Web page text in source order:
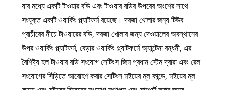
যার মধ্যে একটি টাওয়ার বডি এবং টাওয়ার বডির উপরের অংশের সাথে
সংযুক্ত একটি ওয়ার্কিং প্ল্যাটফর্ম রয়েছে। দরজা খোলার জন্য টিউব
প্রাচীরের নীচে টাওয়ারের বডি, দরজা খোলার জন্য দেওয়ালের অবস্থানের
উপর ওয়ার্কিং প্ল্যাটফর্ম, বেড়ার ওয়ার্কিং প্ল্যাটফর্মে অ্যান্টেনা বন্ধনী, এর
বৈশিষ্ট্য হল টাওয়ার বডি সংযোগ সেটিংস জিম প্রধান স্টেম দ্বারা এবং রেল
সংযোগের সিঁড়িতে আরোহণ করার সেটিংস মইয়ের মূল কান্ডে, মইয়ের মূল